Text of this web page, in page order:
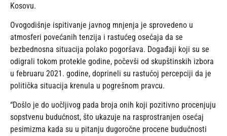
Kosovu.
Ovogodišnje ispitivanje javnog mnjenja je sprovedeno u
atmosferi povećanih tenzija i rastućeg osećaja da se
bezbednosna situacija polako pogoršava. Događaji koji su se
odigrali tokom protekle godine, počevši od skupštinskih izbora
u februaru 2021. godine, doprineli su rastućoj percepciji da je
politička situacija krenula u pogrešnom pravcu.
“Došlo je do uočljivog pada broja onih koji pozitivno procenjuju
sopstvenu budućnost, što ukazuje na rasprostranjen osećaj
pesimizma kada su u pitanju dugoročne procene budućnosti